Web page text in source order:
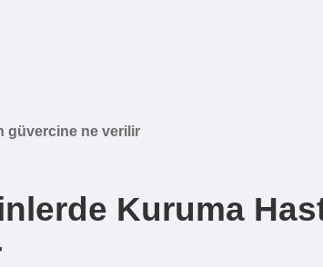
güvercine ne verilir
Kuruma